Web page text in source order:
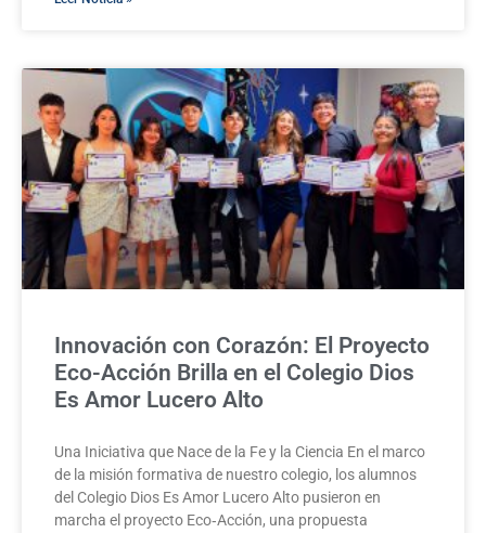
Innovación con Corazón: El Proyecto
Eco-Acción Brilla en el Colegio Dios
Es Amor Lucero Alto
Una Iniciativa que Nace de la Fe y la Ciencia En el marco
de la misión formativa de nuestro colegio, los alumnos
del Colegio Dios Es Amor Lucero Alto pusieron en
marcha el proyecto Eco‑Acción, una propuesta